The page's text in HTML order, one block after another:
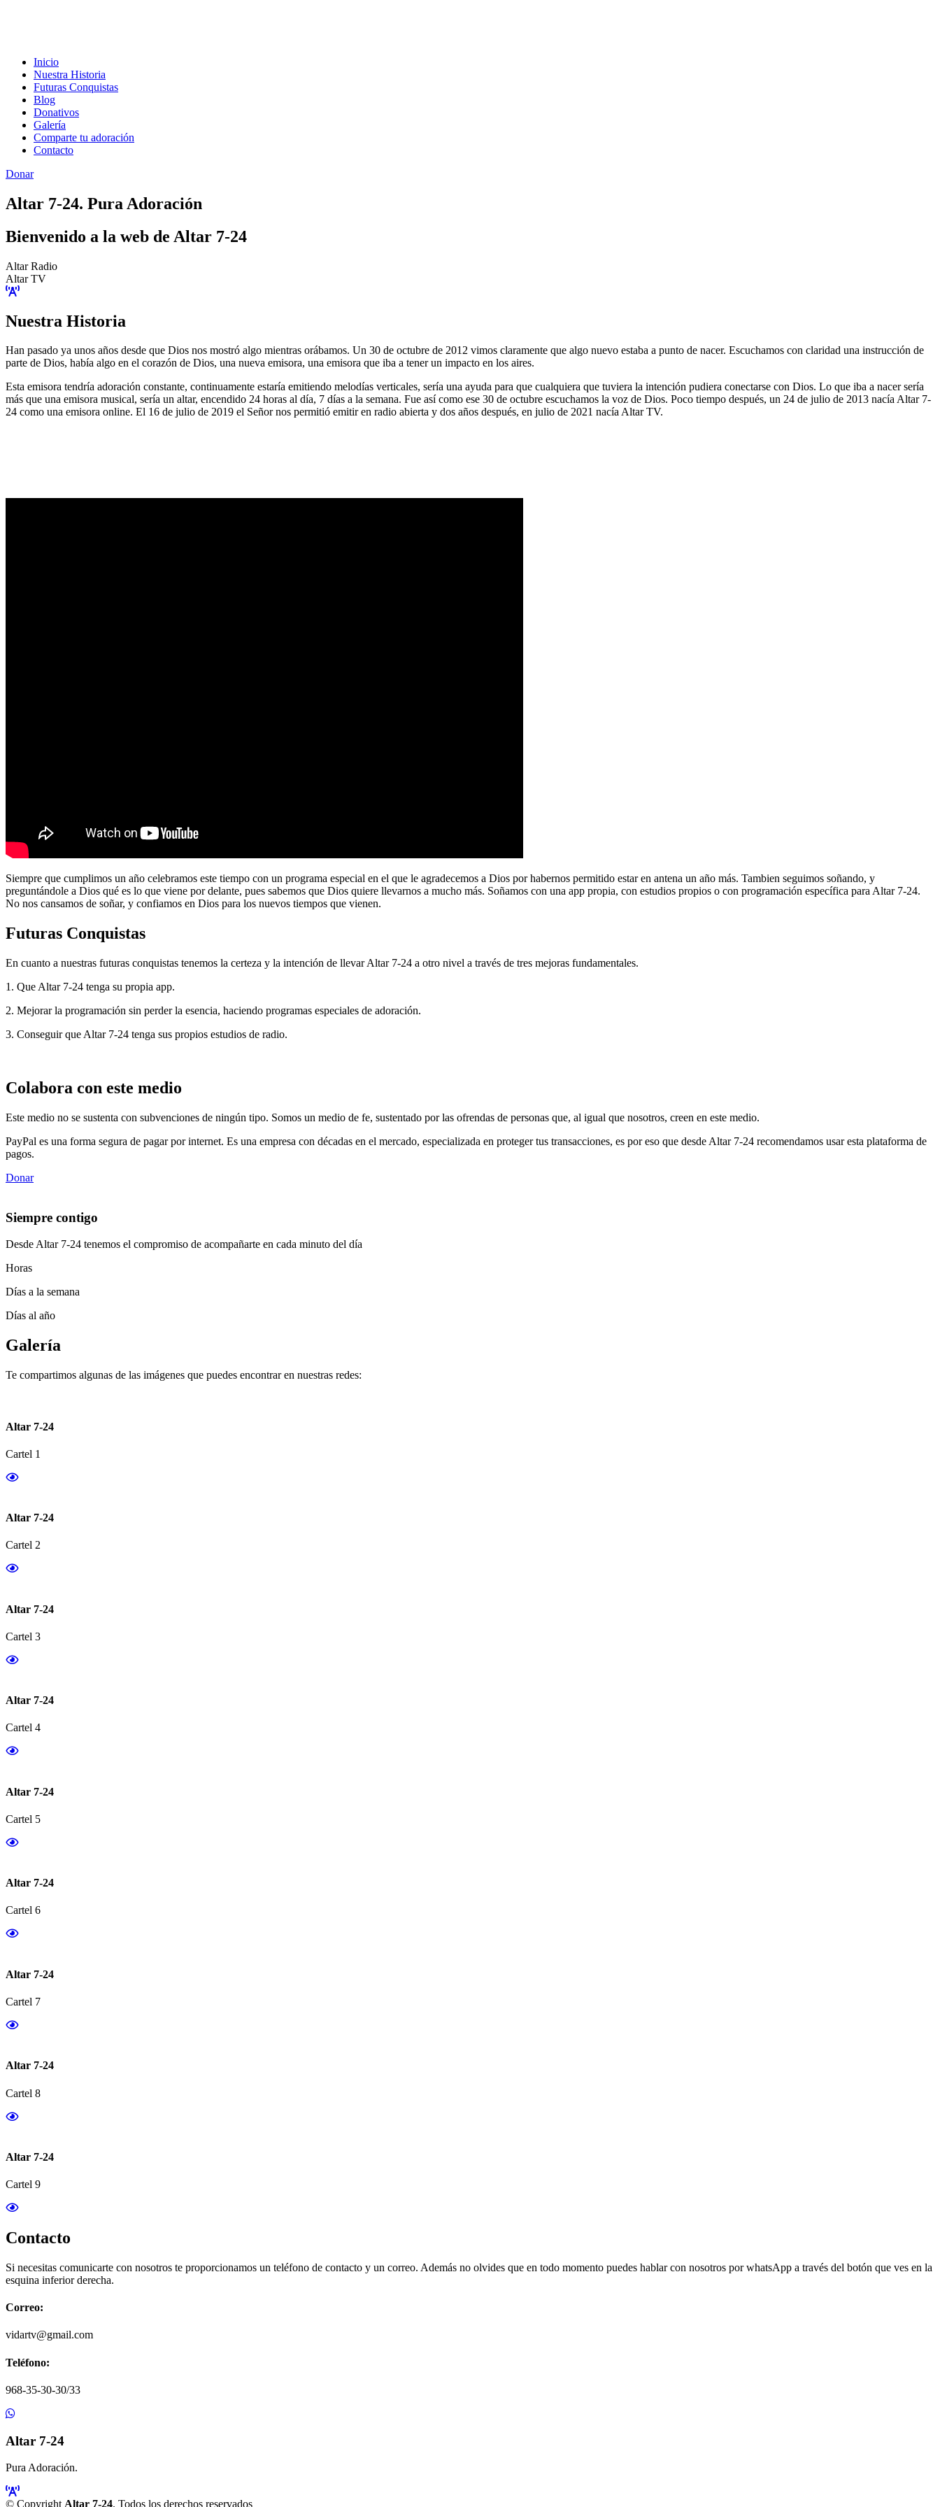
Inicio
Nuestra Historia
Futuras Conquistas
Blog
Donativos
Galería
Comparte tu adoración
Contacto
Donar
Altar 7-24. Pura Adoración
Bienvenido a la web de Altar 7-24
Altar Radio
Altar TV
Nuestra Historia
Han pasado ya unos años desde que Dios nos mostró algo mientras orábamos. Un 30 de octubre de 2012 vimos claramente que algo nuevo estaba a punto de nacer. Escuchamos con claridad una instrucción de
parte de Dios, había algo en el corazón de Dios, una nueva emisora, una emisora que iba a tener un impacto en los aires.
Esta emisora tendría adoración constante, continuamente estaría emitiendo melodías verticales, sería una ayuda para que cualquiera que tuviera la intención pudiera conectarse con Dios. Lo que iba a nacer sería
más que una emisora musical, sería un altar, encendido 24 horas al día, 7 días a la semana. Fue así como ese 30 de octubre escuchamos la voz de Dios. Poco tiempo después, un 24 de julio de 2013 nacía Altar 7-
24 como una emisora online. El 16 de julio de 2019 el Señor nos permitió emitir en radio abierta y dos años después, en julio de 2021 nacía Altar TV.
Siempre que cumplimos un año celebramos este tiempo con un programa especial en el que le agradecemos a Dios por habernos permitido estar en antena un año más. Tambien seguimos soñando, y
preguntándole a Dios qué es lo que viene por delante, pues sabemos que Dios quiere llevarnos a mucho más. Soñamos con una app propia, con estudios propios o con programación específica para Altar 7-24.
No nos cansamos de soñar, y confiamos en Dios para los nuevos tiempos que vienen.
Futuras Conquistas
En cuanto a nuestras futuras conquistas tenemos la certeza y la intención de llevar Altar 7-24 a otro nivel a través de tres mejoras fundamentales.
1. Que Altar 7-24 tenga su propia app.
2. Mejorar la programación sin perder la esencia, haciendo programas especiales de adoración.
3. Conseguir que Altar 7-24 tenga sus propios estudios de radio.
Colabora con este medio
Este medio no se sustenta con subvenciones de ningún tipo. Somos un medio de fe, sustentado por las ofrendas de personas que, al igual que nosotros, creen en este medio.
PayPal es una forma segura de pagar por internet. Es una empresa con décadas en el mercado, especializada en proteger tus transacciones, es por eso que desde Altar 7-24 recomendamos usar esta plataforma de
pagos.
Donar
Siempre contigo
Desde Altar 7-24 tenemos el compromiso de acompañarte en cada minuto del día
Horas
Días a la semana
Días al año
Galería
Te compartimos algunas de las imágenes que puedes encontrar en nuestras redes:
Altar 7-24
Cartel 1
Altar 7-24
Cartel 2
Altar 7-24
Cartel 3
Altar 7-24
Cartel 4
Altar 7-24
Cartel 5
Altar 7-24
Cartel 6
Altar 7-24
Cartel 7
Altar 7-24
Cartel 8
Altar 7-24
Cartel 9
Contacto
Si necesitas comunicarte con nosotros te proporcionamos un teléfono de contacto y un correo. Además no olvides que en todo momento puedes hablar con nosotros por whatsApp a través del botón que ves en la
esquina inferior derecha.
Correo:
vidartv@gmail.com
Teléfono:
968-35-30-30/33
Altar 7-24
Pura Adoración.
© Copyright Altar 7-24. Todos los derechos reservados